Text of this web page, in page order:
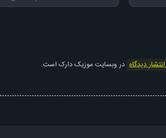
دیدگاه در وبسایت موزیک دارک است.